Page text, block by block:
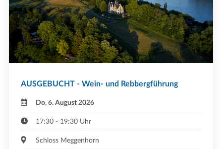
AUSGEBUCHT - Wein- und Rebbergführung
Do, 6. August 2026
17:30 - 19:30 Uhr
Schloss Meggenhorn